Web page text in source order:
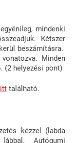
mindenki
Kétszer
beszámításra.
Minden
(2 helyezési pont)
itt található.
kézzel (labda
Autógumi